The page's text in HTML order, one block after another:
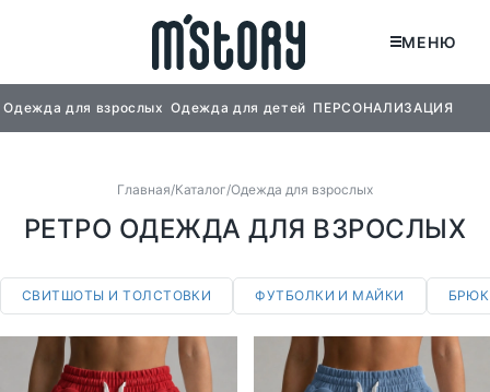
МЕНЮ
Одежда для взрослых
СВИТШОТЫ И ТОЛСТОВКИ
БРЮКИ И ШОРТЫ
Одежда для детей
СВИТШОТЫ ДЕТСКИЕ
ПЕРСОНАЛИЗАЦИЯ
Главная Каталог Одежда для взрослых
РЕТРО ОДЕЖДА ДЛЯ ВЗРОСЛЫХ
СВИТШОТЫ И ТОЛСТОВКИ ФУТБОЛКИ И МАЙКИ
XL XXL XL XXL